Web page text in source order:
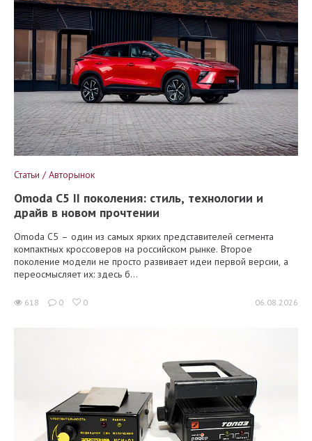
Статьи / Авторынок
Omoda C5 II поколения: стиль, технологии и
драйв в новом прочтении
Omoda C5 – один из самых ярких представителей сегмента
компактных кроссоверов на российском рынке. Второе
поколение модели не просто развивает идеи первой версии, а
переосмысляет их: здесь б...
618 0 0 06.08.2026